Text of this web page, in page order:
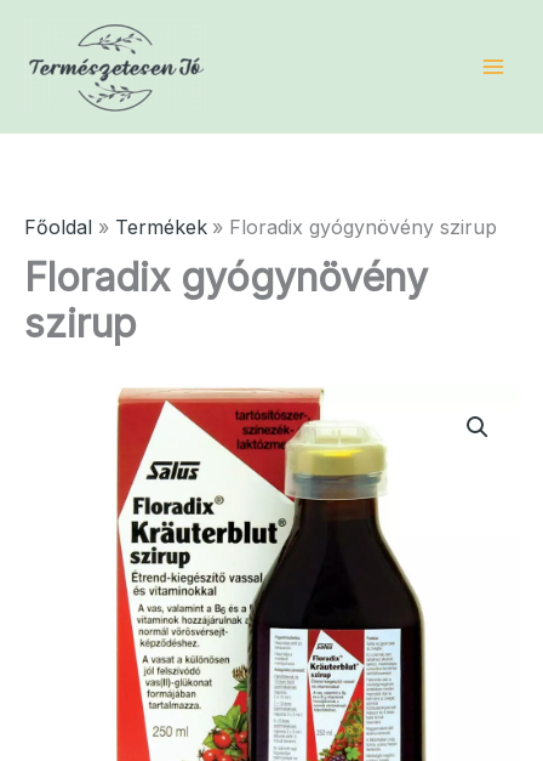
content
Főoldal Termékek Floradix gyógynövény szirup
Floradix gyógynövény
szirup